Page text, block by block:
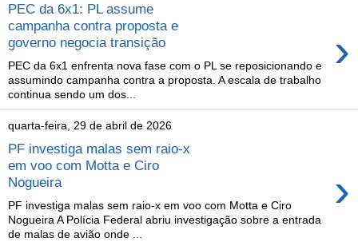
PEC da 6x1: PL assume
campanha contra proposta e
governo negocia transição
›
PEC da 6x1 enfrenta nova fase com o PL se reposicionando e
assumindo campanha contra a proposta. A escala de trabalho
continua sendo um dos...
quarta-feira, 29 de abril de 2026
PF investiga malas sem raio-x
em voo com Motta e Ciro
Nogueira
›
PF investiga malas sem raio-x em voo com Motta e Ciro
Nogueira A Polícia Federal abriu investigação sobre a entrada
de malas de avião onde ...